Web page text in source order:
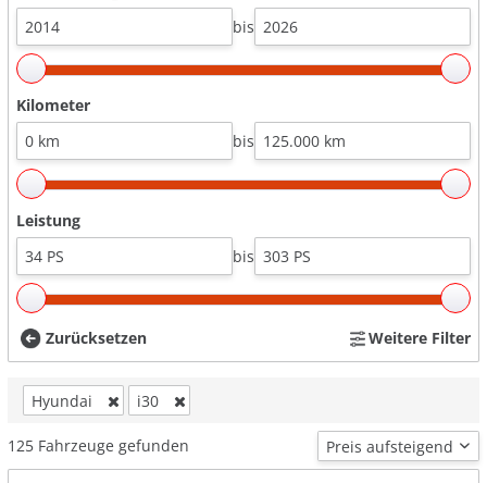
bis
Kilometer
bis
Leistung
bis
Zurücksetzen Weitere Filter
Hyundai i30
125 Fahrzeuge gefunden